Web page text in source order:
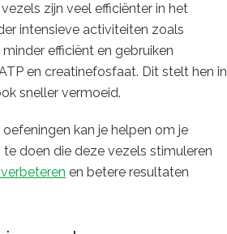
zijn veel efficiënter in het
intensieve activiteiten zoals
efficiënt en gebruiken
en creatinefosfaat. Dit stelt hen in
sneller vermoeid.
kan je helpen om je
doen die deze vezels stimuleren
en betere resultaten